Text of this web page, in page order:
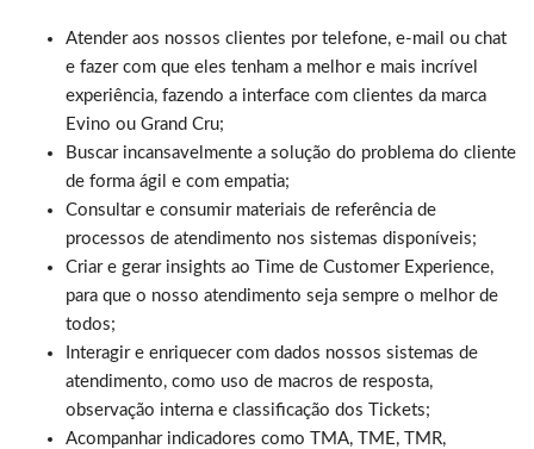
Atender aos nossos clientes por telefone, e-mail ou chat
e fazer com que eles tenham a melhor e mais incrível
experiência, fazendo a interface com clientes da marca
Evino ou Grand Cru;
Buscar incansavelmente a solução do problema do cliente
de forma ágil e com empatia;
Consultar e consumir materiais de referência de
processos de atendimento nos sistemas disponíveis;
Criar e gerar insights ao Time de Customer Experience,
para que o nosso atendimento seja sempre o melhor de
todos;
Interagir e enriquecer com dados nossos sistemas de
atendimento, como uso de macros de resposta,
observação interna e classificação dos Tickets;
Acompanhar indicadores como TMA, TME, TMR,